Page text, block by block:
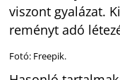
viszont gyalázat.
reményt adó
Fotó: Freepik.